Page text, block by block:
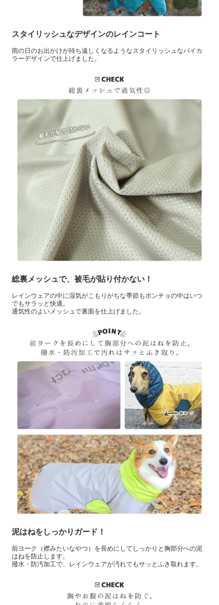
スタイリッシュなデザインのレインコート
雨の日のお出かけが待ち遠しくなるようなスタイリッシュなバイカ
ラーデザインで仕上げました。
総裏メッシュで、被毛が貼り付かない！
レインウェアの中に湿気がこもりがちな季節もポンチョの中はいつ
でもサラッと快適。
通気性のよいメッシュで裏面を仕上げました。
泥はねをしっかりガード！
前ヨーク（襟みたいなやつ）を長めにしてしっかりと胸部分への泥
はねを防止します。
撥水・防汚加工で、レインウェアが汚れてもサッとふき取れます。